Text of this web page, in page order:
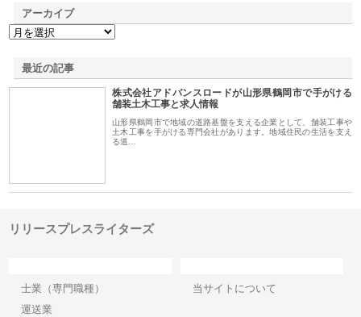
アーカイブ
最近の記事
株式会社アドバンスロードが山形県鶴岡市で手がける
舗装土木工事と求人情報
山形県鶴岡市で地域の道路基盤を支える企業として、舗装工事や
土木工事を手がける専門会社があります。地域住民の生活を支え
る道…
リリースプレスライターズ
士業（専門職種）
運送業
当サイトについて